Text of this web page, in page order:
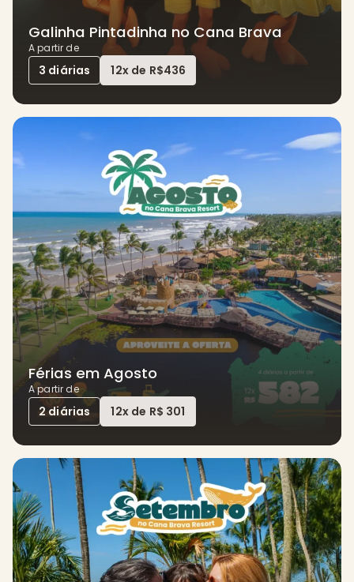
Galinha Pintadinha no Cana Brava
A partir de
3 diárias 12x de R$436
Férias em Agosto
A partir de
2 diárias 12x de R$ 301